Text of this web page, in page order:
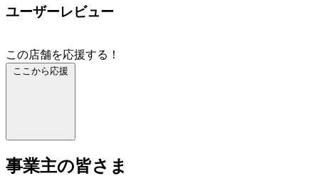
ユーザーレビュー
この店舗を応援する！
ここから応援
事業主の皆さま